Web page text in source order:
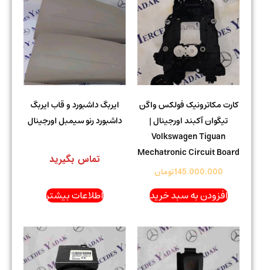
کارت مکاترونیک فولکس واگن
تیگوان آکبند اورجینال |
Volkswagen Tiguan
Mechatronic Circuit Board
145.000.000تومان
افزودن به سبد خرید
ایربگ داشبورد و قاب ایربگ
داشبورد رنو سیمبل اورجینال
تماس بگیرید
اطلاعات بیشتر